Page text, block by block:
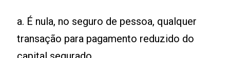
a. É nula, no seguro de pessoa, qualquer
transação para pagamento reduzido do